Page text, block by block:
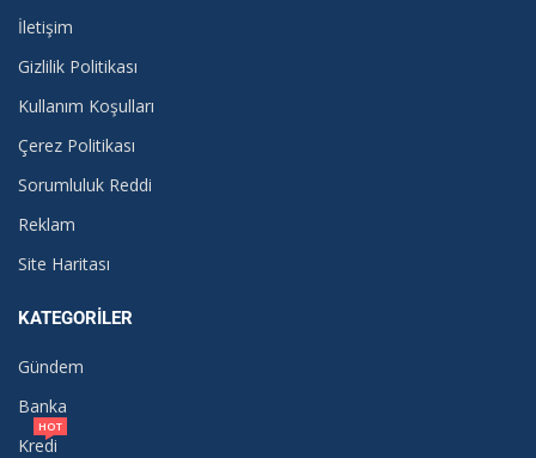
İletişim
Gizlilik Politikası
Kullanım Koşulları
Çerez Politikası
Sorumluluk Reddi
Reklam
Site Haritası
KATEGORILER
Gündem
Banka
Kredi
HOT